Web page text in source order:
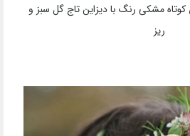
مشکی رنگ با دیزاین تاج گل سبز و
ریز